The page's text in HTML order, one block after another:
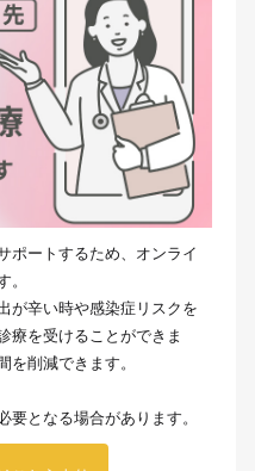
ポートするため、オンライ
。
が辛い時や感染症リスクを
療を受けることができま
を削減できます。
となる場合があります。